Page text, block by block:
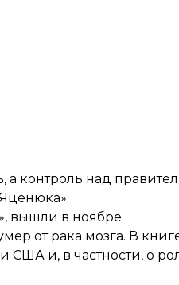
контроль над
вышли в ноябре.
от рака мозга. В
США и, в частности, о